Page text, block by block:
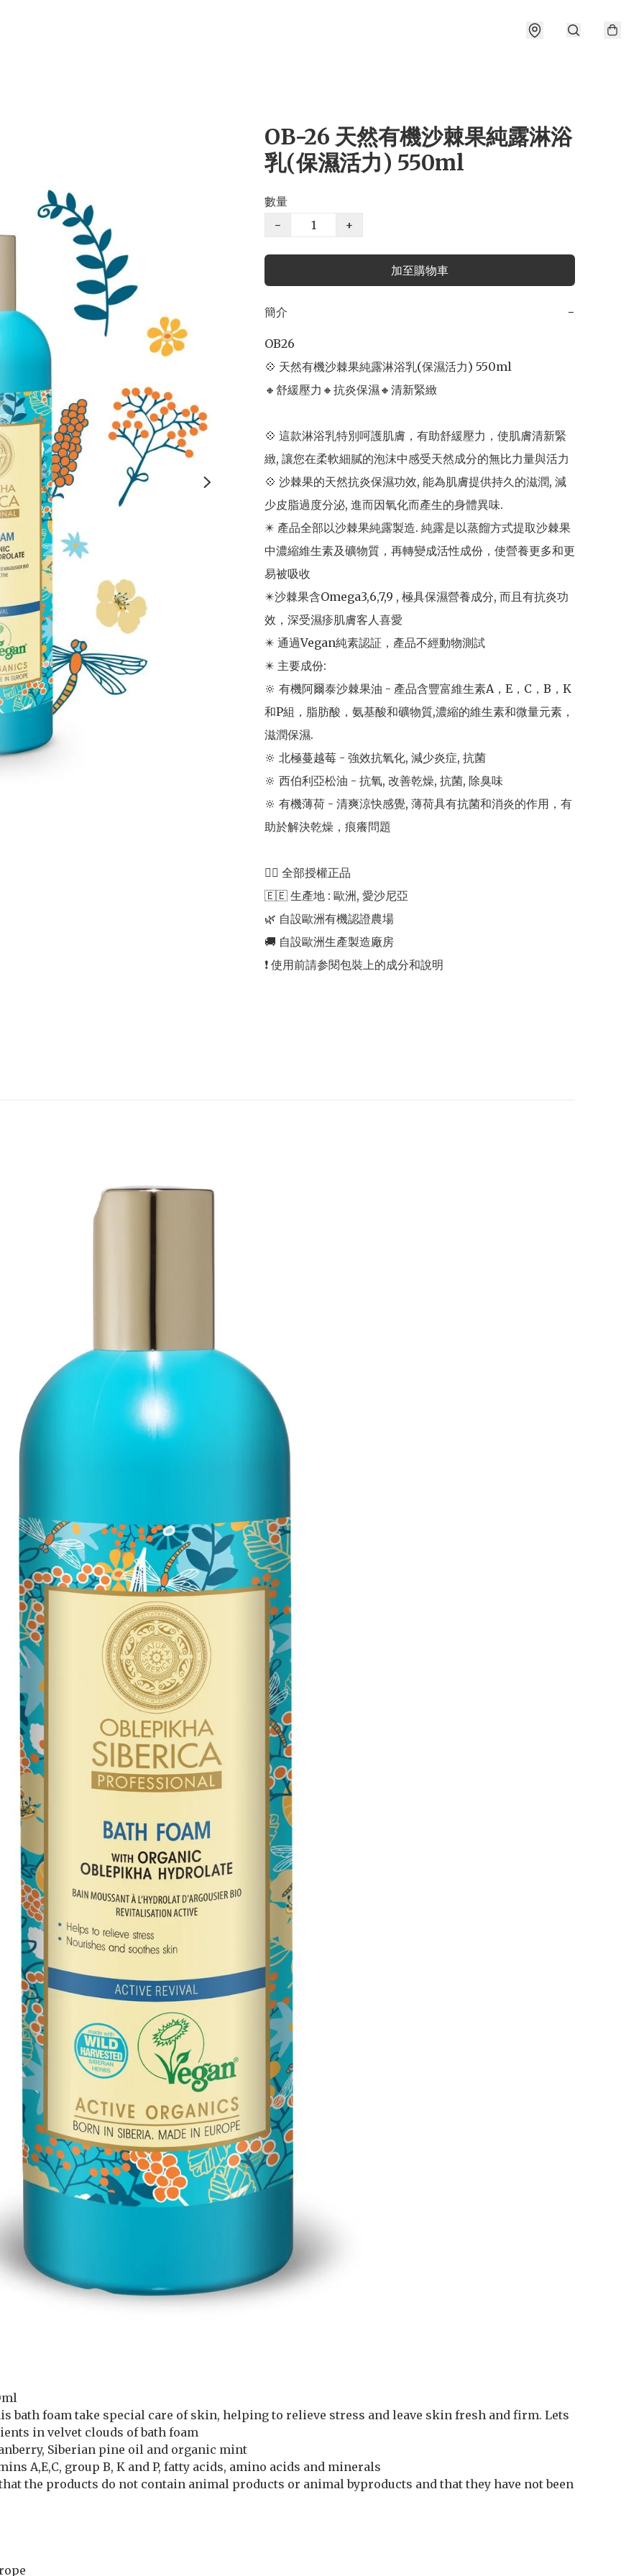
OB-26 天然有機沙棘果純露淋浴
乳(保濕活力) 550ml
數量
−
+
加至購物車
簡介 −
OB26
💠 天然有機沙棘果純露淋浴乳(保濕活力) 550ml
🔸舒緩壓力🔸抗炎保濕🔸清新緊緻
💠 這款淋浴乳特別呵護肌膚，有助舒緩壓力，使肌膚清新緊
緻, 讓您在柔軟細膩的泡沫中感受天然成分的無比力量與活力
💠 沙棘果的天然抗炎保濕功效, 能為肌膚提供持久的滋潤, 減
少皮脂過度分泌, 進而因氧化而產生的身體異味.
✴️ 產品全部以沙棘果純露製造. 純露是以蒸餾方式提取沙棘果
中濃縮維生素及礦物質，再轉變成活性成份，使營養更多和更
易被吸收
✴️沙棘果含Omega3,6,7,9 , 極具保濕營養成分, 而且有抗炎功
效，深受濕疹肌膚客人喜愛
✴️ 通過Vegan純素認証，產品不經動物測試
✴️ 主要成份:
🔆 有機阿爾泰沙棘果油 - 產品含豐富維生素A，E，C，B，K
和P組，脂肪酸，氨基酸和礦物質,濃縮的維生素和微量元素，
滋潤保濕.
🔆 北極蔓越莓 - 強效抗氧化, 減少炎症, 抗菌
🔆 西伯利亞松油 - 抗氧, 改善乾燥, 抗菌, 除臭味
🔆 有機薄荷 - 清爽涼快感覺, 薄荷具有抗菌和消炎的作用，有
助於解決乾燥，痕癢問題
👍🏻 全部授權正品
🇪🇪 生產地 : 歐洲, 愛沙尼亞
🌿 自設歐洲有機認證農場
🚚 自設歐洲生產製造廠房
❗️ 使用前請参閱包裝上的成分和說明
bath foam take special care of skin, helping to relieve stress and leave skin fresh and firm. Lets
in velvet clouds of bath foam
Siberian pine oil and organic mint
A,E,C, group B, K and P, fatty acids, amino acids and minerals
the products do not contain animal products or animal byproducts and that they have not been